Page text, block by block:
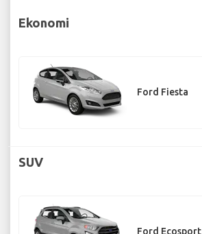
Ekonomi
Ford Fiesta
SUV
Ford Ecosport